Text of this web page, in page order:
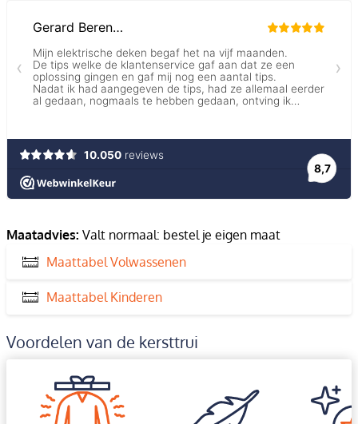
Maatadvies: Valt normaal: bestel je eigen maat
Maattabel Volwassenen
Maattabel Kinderen
Voordelen van de kersttrui